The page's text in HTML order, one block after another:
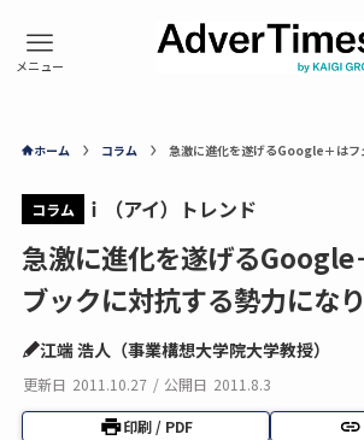
ホーム コラム 急激に進化を遂げるGoogle＋はフ
コラム ｉ（アイ）トレンド
急激に進化を遂げるGoogle
ブックに対抗する勢力にな
江端 浩人（事業構想大学院大学教授）
更新日 2011.10.27 / 公開日 2011.8.3
印刷 / PDF